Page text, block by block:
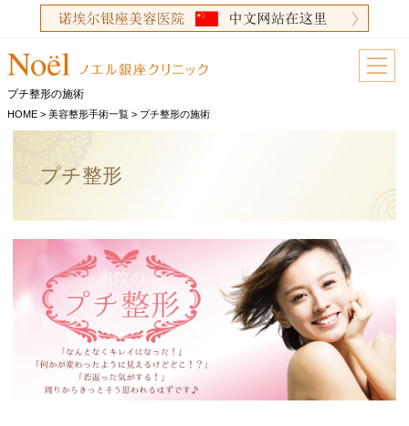
プチ整形の施術
HOME >美容整形手術一覧 > プチ整形の施術
プチ整形